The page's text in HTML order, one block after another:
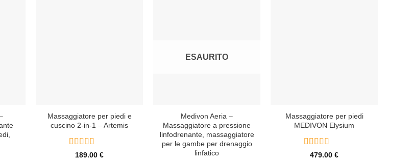
Massaggiatore per piedi e
cuscino 2-in-1 – Artemis
Valutato5
189.00 €
ESAURITO
Medivon Aeria –
Massaggiatore a pressione
linfodrenante, massaggiatore
per le gambe per drenaggio
linfatico
Massaggiatore per piedi
MEDIVON Elysium
Valutato5
479.00 €